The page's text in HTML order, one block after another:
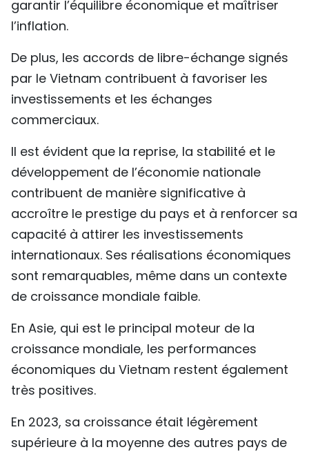
garantir l’équilibre économique et maîtriser
l’inflation.
De plus, les accords de libre-échange signés
par le Vietnam contribuent à favoriser les
investissements et les échanges
commerciaux.
Il est évident que la reprise, la stabilité et le
développement de l’économie nationale
contribuent de manière significative à
accroître le prestige du pays et à renforcer sa
capacité à attirer les investissements
internationaux. Ses réalisations économiques
sont remarquables, même dans un contexte
de croissance mondiale faible.
En Asie, qui est le principal moteur de la
croissance mondiale, les performances
économiques du Vietnam restent également
très positives.
En 2023, sa croissance était légèrement
supérieure à la moyenne des autres pays de